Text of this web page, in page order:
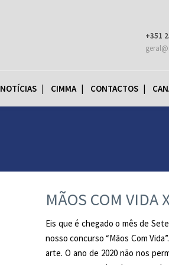
+351
NOTÍCIAS CIMMA CONTACTOS
MÃOS COM VIDA
Eis que é chegado o mês de
nosso concurso “Mãos Com
arte. O ano de 2020 não nos